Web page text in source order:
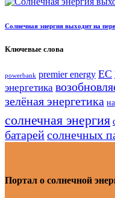
Солнечная энергия выходит на
Ключевые слова
powerbank premier energy ЕС
энергетика
зелёная энергетика
солнечная энергия
батарейсолнечных
Портал о солнечной